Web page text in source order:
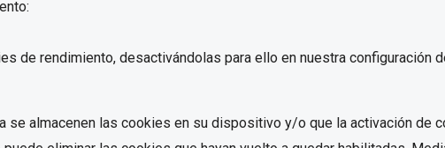
de rendimiento, desactivándolas para ello en nuestra configuración
se almacenen las cookies en su dispositivo y/o que la activación de